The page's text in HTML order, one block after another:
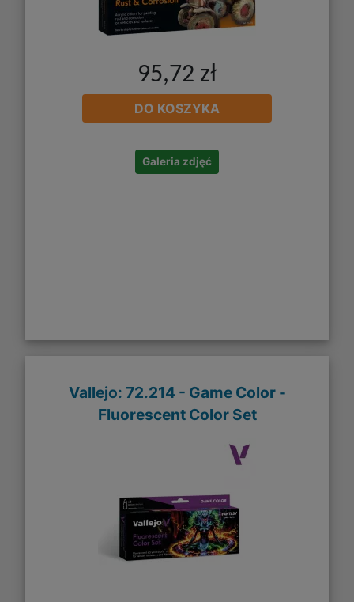
95,72 zł
DO KOSZYKA
Galeria zdjęć
Vallejo: 72.214 - Game Color -
Fluorescent Color Set